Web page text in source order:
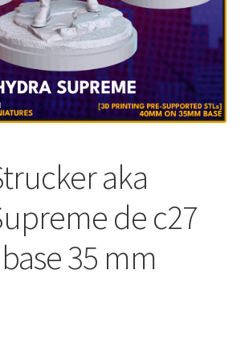
aka
de c27
35 mm